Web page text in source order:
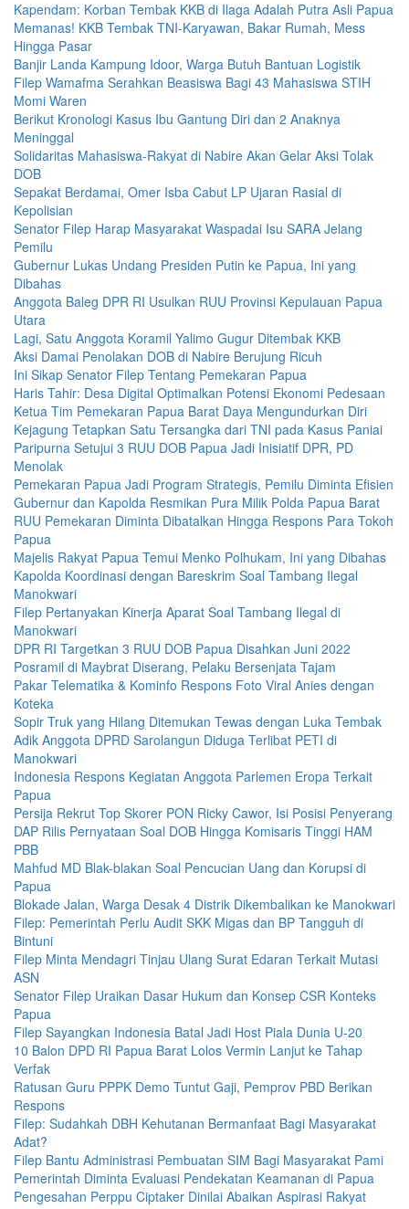
Kapendam: Korban Tembak KKB di Ilaga Adalah Putra Asli Papua
Memanas! KKB Tembak TNI-Karyawan, Bakar Rumah, Mess
Hingga Pasar
Banjir Landa Kampung Idoor, Warga Butuh Bantuan Logistik
Filep Wamafma Serahkan Beasiswa Bagi 43 Mahasiswa STIH
Momi Waren
Berikut Kronologi Kasus Ibu Gantung Diri dan 2 Anaknya
Meninggal
Solidaritas Mahasiswa-Rakyat di Nabire Akan Gelar Aksi Tolak
DOB
Sepakat Berdamai, Omer Isba Cabut LP Ujaran Rasial di
Kepolisian
Senator Filep Harap Masyarakat Waspadai Isu SARA Jelang
Pemilu
Gubernur Lukas Undang Presiden Putin ke Papua, Ini yang
Dibahas
Anggota Baleg DPR RI Usulkan RUU Provinsi Kepulauan Papua
Utara
Lagi, Satu Anggota Koramil Yalimo Gugur Ditembak KKB
Aksi Damai Penolakan DOB di Nabire Berujung Ricuh
Ini Sikap Senator Filep Tentang Pemekaran Papua
Haris Tahir: Desa Digital Optimalkan Potensi Ekonomi Pedesaan
Ketua Tim Pemekaran Papua Barat Daya Mengundurkan Diri
Kejagung Tetapkan Satu Tersangka dari TNI pada Kasus Paniai
Paripurna Setujui 3 RUU DOB Papua Jadi Inisiatif DPR, PD
Menolak
Pemekaran Papua Jadi Program Strategis, Pemilu Diminta Efisien
Gubernur dan Kapolda Resmikan Pura Milik Polda Papua Barat
RUU Pemekaran Diminta Dibatalkan Hingga Respons Para Tokoh
Papua
Majelis Rakyat Papua Temui Menko Polhukam, Ini yang Dibahas
Kapolda Koordinasi dengan Bareskrim Soal Tambang Ilegal
Manokwari
Filep Pertanyakan Kinerja Aparat Soal Tambang Ilegal di
Manokwari
DPR RI Targetkan 3 RUU DOB Papua Disahkan Juni 2022
Posramil di Maybrat Diserang, Pelaku Bersenjata Tajam
Pakar Telematika & Kominfo Respons Foto Viral Anies dengan
Koteka
Sopir Truk yang Hilang Ditemukan Tewas dengan Luka Tembak
Adik Anggota DPRD Sarolangun Diduga Terlibat PETI di
Manokwari
Indonesia Respons Kegiatan Anggota Parlemen Eropa Terkait
Papua
Persija Rekrut Top Skorer PON Ricky Cawor, Isi Posisi Penyerang
DAP Rilis Pernyataan Soal DOB Hingga Komisaris Tinggi HAM
PBB
Mahfud MD Blak-blakan Soal Pencucian Uang dan Korupsi di
Papua
Blokade Jalan, Warga Desak 4 Distrik Dikembalikan ke Manokwari
Filep: Pemerintah Perlu Audit SKK Migas dan BP Tangguh di
Bintuni
Filep Minta Mendagri Tinjau Ulang Surat Edaran Terkait Mutasi
ASN
Senator Filep Uraikan Dasar Hukum dan Konsep CSR Konteks
Papua
Filep Sayangkan Indonesia Batal Jadi Host Piala Dunia U-20
10 Balon DPD RI Papua Barat Lolos Vermin Lanjut ke Tahap
Verfak
Ratusan Guru PPPK Demo Tuntut Gaji, Pemprov PBD Berikan
Respons
Filep: Sudahkah DBH Kehutanan Bermanfaat Bagi Masyarakat
Adat?
Filep Bantu Administrasi Pembuatan SIM Bagi Masyarakat Pami
Pemerintah Diminta Evaluasi Pendekatan Keamanan di Papua
Pengesahan Perppu Ciptaker Dinilai Abaikan Aspirasi Rakyat